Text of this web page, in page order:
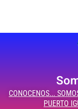
CONOCENOS...
PUERTO